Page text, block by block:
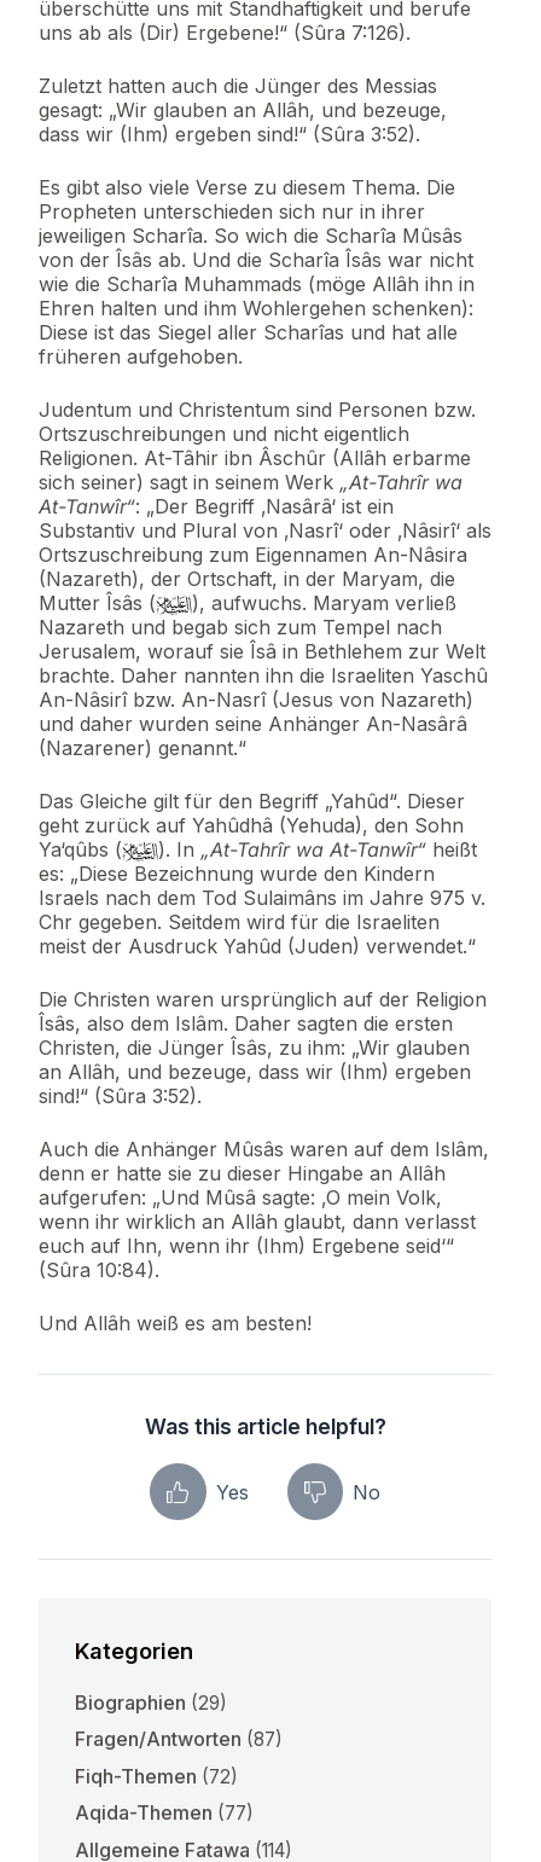
überschütte uns mit Standhaftigkeit und berufe
uns ab als (Dir) Ergebene!“ (Sûra 7:126).
Zuletzt hatten auch die Jünger des Messias
gesagt: „Wir glauben an Allâh, und bezeuge,
dass wir (Ihm) ergeben sind!“ (Sûra 3:52).
Es gibt also viele Verse zu diesem Thema. Die
Propheten unterschieden sich nur in ihrer
jeweiligen Scharîa. So wich die Scharîa Mûsâs
von der Îsâs ab. Und die Scharîa Îsâs war nicht
wie die Scharîa Muhammads (möge Allâh ihn in
Ehren halten und ihm Wohlergehen schenken):
Diese ist das Siegel aller Scharîas und hat alle
früheren aufgehoben.
Judentum und Christentum sind Personen bzw.
Ortszuschreibungen und nicht eigentlich
Religionen. At-Tâhir ibn Âschûr (Allâh erbarme
sich seiner) sagt in seinem Werk „At-Tahrîr wa
At-Tanwîr“: „Der Begriff ‚Nasârâ‘ ist ein
Substantiv und Plural von ‚Nasrî‘ oder ‚Nâsirî‘ als
Ortszuschreibung zum Eigennamen An-Nâsira
(Nazareth), der Ortschaft, in der Maryam, die
Mutter Îsâs (
), aufwuchs. Maryam verließ
Nazareth und begab sich zum Tempel nach
Jerusalem, worauf sie Îsâ in Bethlehem zur Welt
brachte. Daher nannten ihn die Israeliten Yaschû
An-Nâsirî bzw. An-Nasrî (Jesus von Nazareth)
und daher wurden seine Anhänger An-Nasârâ
(Nazarener) genannt.“
Das Gleiche gilt für den Begriff „Yahûd“. Dieser
geht zurück auf Yahûdhâ (Yehuda), den Sohn
Ya‘qûbs (
). In „At-Tahrîr wa At-Tanwîr“ heißt
es: „Diese Bezeichnung wurde den Kindern
Israels nach dem Tod Sulaimâns im Jahre 975 v.
Chr gegeben. Seitdem wird für die Israeliten
meist der Ausdruck Yahûd (Juden) verwendet.“
Die Christen waren ursprünglich auf der Religion
Îsâs, also dem Islâm. Daher sagten die ersten
Christen, die Jünger Îsâs, zu ihm: „Wir glauben
an Allâh, und bezeuge, dass wir (Ihm) ergeben
sind!“ (Sûra 3:52).
Auch die Anhänger Mûsâs waren auf dem Islâm,
denn er hatte sie zu dieser Hingabe an Allâh
aufgerufen: „Und Mûsâ sagte: ‚O mein Volk,
wenn ihr wirklich an Allâh glaubt, dann verlasst
euch auf Ihn, wenn ihr (Ihm) Ergebene seid‘“
(Sûra 10:84).
Und Allâh weiß es am besten!
Was this article helpful?
Yes No
Kategorien
Biographien (29)
Fragen/Antworten (87)
Fiqh-Themen (72)
Aqida-Themen (77)
Allgemeine Fatawa (114)